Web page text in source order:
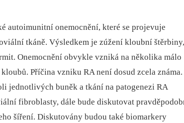
autoimunitní onemocnění, které se projevuje
tkáně. Výsledkem je zúžení kloubní štěrbiny,
Onemocnění obvykle vzniká na několika málo
Příčina vzniku RA není dosud zcela známa.
jednotlivých buněk a tkání na patogenezi RA
fibroblasty, dále bude diskutovat
šíření. Diskutovány budou také biomarkery